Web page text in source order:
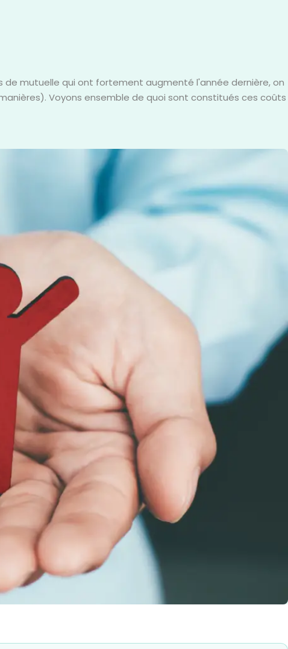
mutuelle qui ont fortement augmenté l'année dernière, on
Voyons ensemble de quoi sont constitués ces coûts